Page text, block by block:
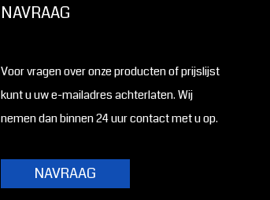
NAVRAAG
Voor vragen over onze producten of prijslijst
kunt u uw e-mailadres achterlaten. Wij
nemen dan binnen 24 uur contact met u op.
NAVRAAG